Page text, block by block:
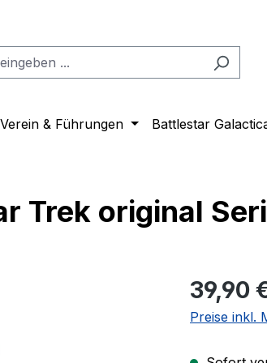
& Führungen Battlestar
Trek original
Regulärer
39,90
Preise inkl.